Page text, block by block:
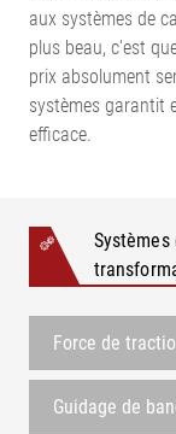
aux systèmes de
plus beau, c'est
prix absolument
systèmes garantit
efficace.
Force de
Guidage de